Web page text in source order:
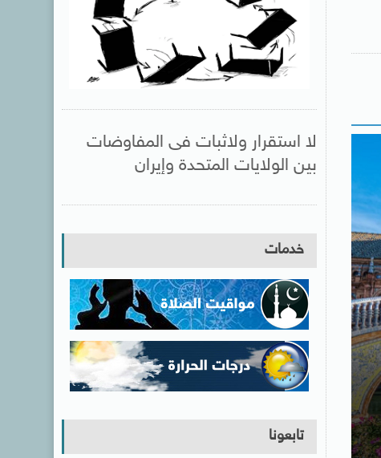
لا استقرار ولاثبات فى المفاوضات
بين الولايات المتحدة وإيران
خدمات
تابعونا